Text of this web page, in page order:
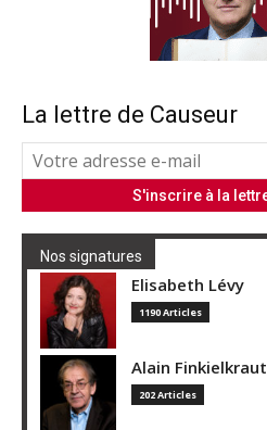
La lettre de Causeur
Nos signatures
Elisabeth Lévy
1190 Articles
Alain Finkielkraut
202 Articles